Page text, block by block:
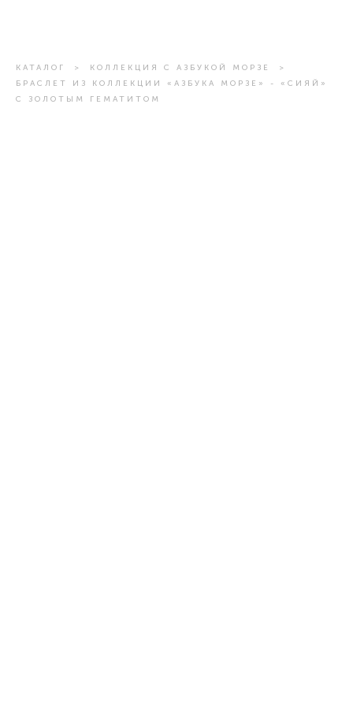
КАТАЛОГ > КОЛЛЕКЦИЯ С АЗБУКОЙ МОРЗЕ
>
БРАСЛЕТ ИЗ КОЛЛЕКЦИИ «АЗБУКА МОРЗЕ» - «СИЯЙ»
C ЗОЛОТЫМ ГЕМАТИТОМ